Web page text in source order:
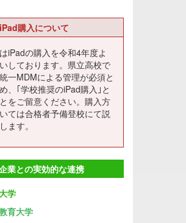
購入について
iPadの購入を令和4年度よ
しております。県立高校で
一MDMによる管理が必須と
、｢学校推奨のiPad購入｣と
をご留意ください。購入方
ては合格者予備登校にて説
ます。
業との実効的な連携
学
育大学